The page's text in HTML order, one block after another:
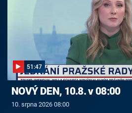
51:47
NOVÝ DEN, 10.8. v 08:00
10. srpna 2026 08:00